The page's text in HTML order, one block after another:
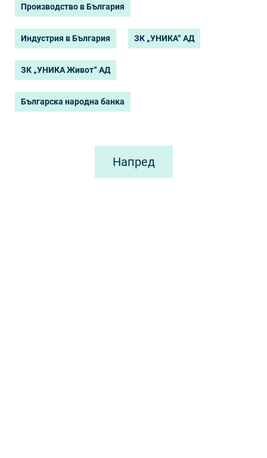
Производство в България
Индустрия в България ЗК „УНИКА“ АД
ЗК „УНИКА Живот“ АД
Българска народна банка
Напред